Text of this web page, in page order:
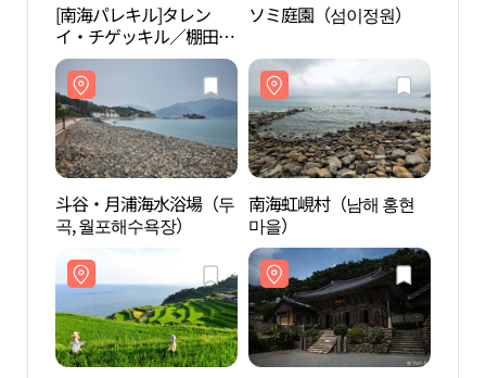
[南海パレキル]タレン
イ・チゲッキル／棚田・
背負子道（[남해 바래길]
다랭이지겟길）
ソミ庭園（섬이정원）
斗谷・月浦海水浴場（두
곡, 월포해수욕장）
南海虹峴村（남해 홍현
마을）